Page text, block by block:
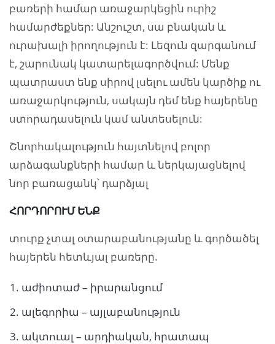
բառերի համար առաջարկեցին ուրիշ
համարժեքներ: Անշուշտ, սա բնական և
ուրախալի իրողություն է: Լեզուն զարգանում
է, շարունակ կատարելագործվում: Մենք
պատրաստ ենք սիրով լսելու ամեն կարծիք ու
առաջարկություն, սակայն դեմ ենք հայերենը
ստորադասելուն կամ անտեսելուն:
Շնորհակալություն հայտնելով բոլոր
արձագանքների համար և ներկայացնելով
նոր բառացանկ՝ դարձյալ
ՀՈՐԴՈՐՈՒՄ ԵՆՔ
տուրք չտալ օտարաբանությանը և գործածել
հայերեն հետևյալ բառերը.
աժիոտաժ – իրարանցում
ալեգորիա – այլաբանություն
ակտուալ – արդիական, հրատապ